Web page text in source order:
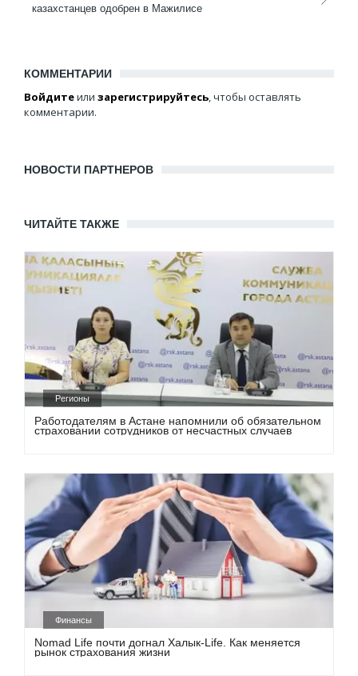
казахстанцев одобрен в Мажилисе
КОММЕНТАРИИ
Войдитеили зарегистрируйтесь, чтобы оставлять
комментарии.
НОВОСТИ ПАРТНЕРОВ
ЧИТАЙТЕ ТАКЖЕ
Регионы
Работодателям в Астане напомнили об обязательном
страховании сотрудников от несчастных случаев
Финансы
Nomad Life почти догнал Халык-Life. Как меняется
рынок страхования жизни